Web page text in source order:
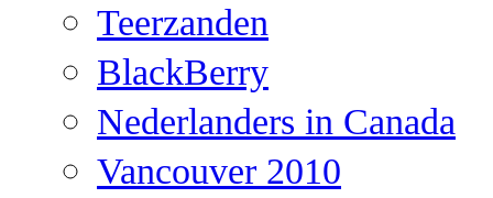
Teerzanden
BlackBerry
Nederlanders in Canada
Vancouver 2010